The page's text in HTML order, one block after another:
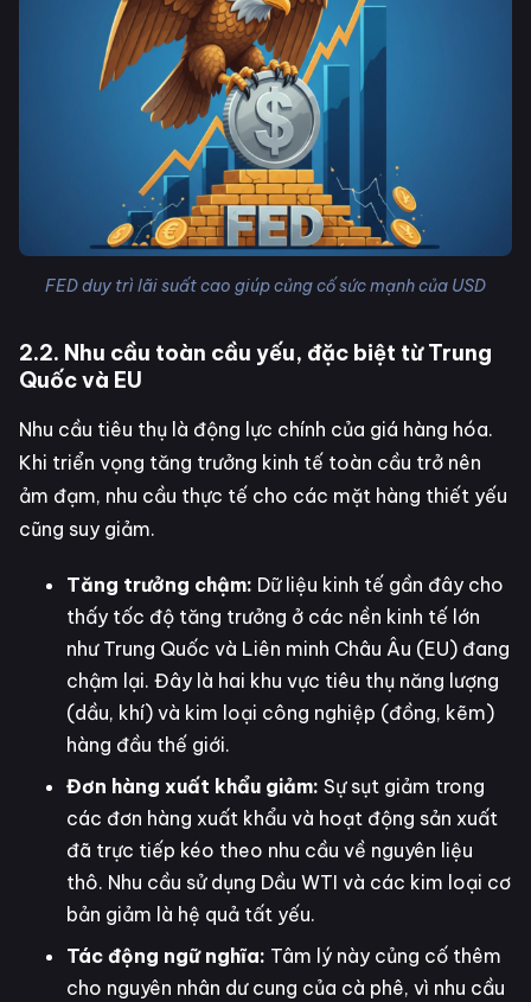
FED duy trì lãi suất cao giúp củng cố sức mạnh của USD
2.2. Nhu cầu toàn cầu yếu, đặc biệt từ Trung
Quốc và EU
Nhu cầu tiêu thụ là động lực chính của giá hàng hóa.
Khi triển vọng tăng trưởng kinh tế toàn cầu trở nên
ảm đạm, nhu cầu thực tế cho các mặt hàng thiết yếu
cũng suy giảm.
Tăng trưởng chậm: Dữ liệu kinh tế gần đây cho
thấy tốc độ tăng trưởng ở các nền kinh tế lớn
như Trung Quốc và Liên minh Châu Âu (EU) đang
chậm lại. Đây là hai khu vực tiêu thụ năng lượng
(dầu, khí) và kim loại công nghiệp (đồng, kẽm)
hàng đầu thế giới.
Đơn hàng xuất khẩu giảm: Sự sụt giảm trong
các đơn hàng xuất khẩu và hoạt động sản xuất
đã trực tiếp kéo theo nhu cầu về nguyên liệu
thô. Nhu cầu sử dụng Dầu WTI và các kim loại cơ
bản giảm là hệ quả tất yếu.
Tác động ngữ nghĩa: Tâm lý này củng cố thêm
cho nguyên nhân dư cung của cà phê, vì nhu cầu